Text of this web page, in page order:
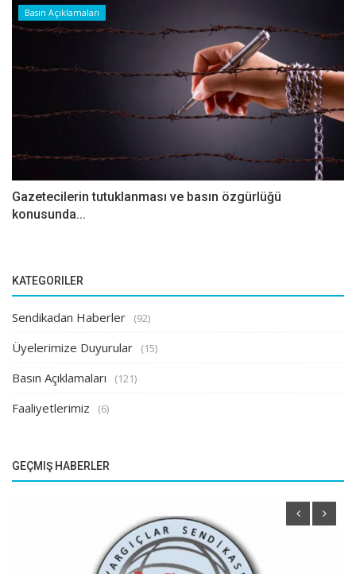
Basın Açıklamaları
Gazetecilerin tutuklanması ve basın özgürlüğü
konusunda...
KATEGORILER
Sendikadan Haberler (92)
Üyelerimize Duyurular (15)
Basın Açıklamaları (121)
Faaliyetlerimiz (6)
GEÇMIŞ HABERLER